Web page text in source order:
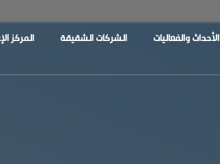
الأحداث والفعاليات الشركات الشقيقة المركز